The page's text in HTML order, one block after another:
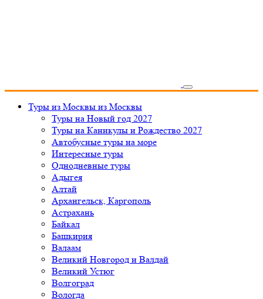
Туры из Москвы из Москвы
Туры на Новый год 2027
Туры на Каникулы и Рождество 2027
Автобусные туры на море
Интересные туры
Однодневные туры
Адыгея
Алтай
Архангельск, Каргополь
Астрахань
Байкал
Башкирия
Валаам
Великий Новгород и Валдай
Великий Устюг
Волгоград
Вологда